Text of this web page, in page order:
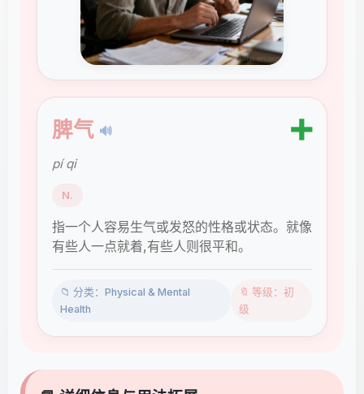
脾气 🔊 ➕
pí qi
N.
指一个人容易生气或发怒的性格或状态。就像
有些人一点就着,有些人则很平和。
📁 分类：Physical & Mental
Health
🔖 等级：初
级